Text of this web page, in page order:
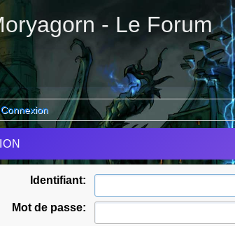
- Le Forum
Connexion
Identifiant:
Mot de passe: